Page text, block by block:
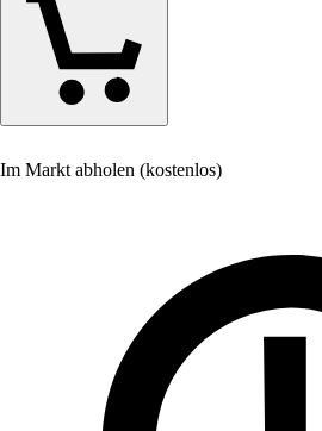
Im Markt abholen (kostenlos)